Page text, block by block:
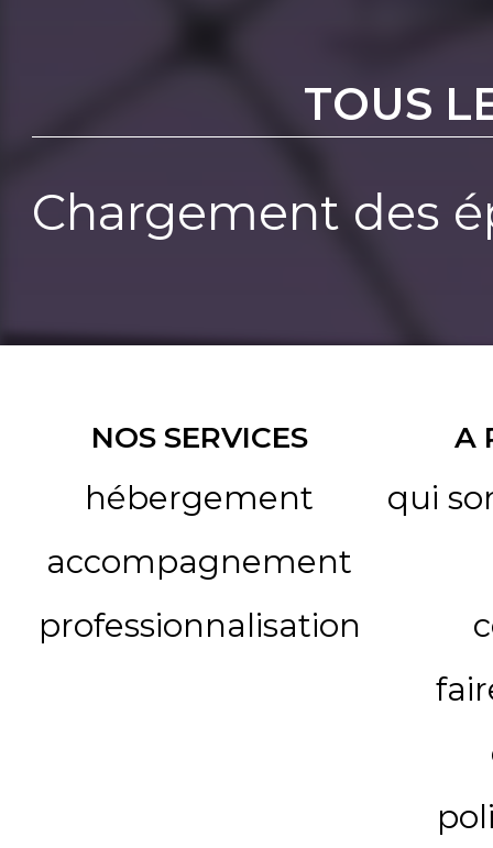
TOUS
Chargement des
NOS SERVICES
hébergement
accompagnement
professionnalisation
A
qui